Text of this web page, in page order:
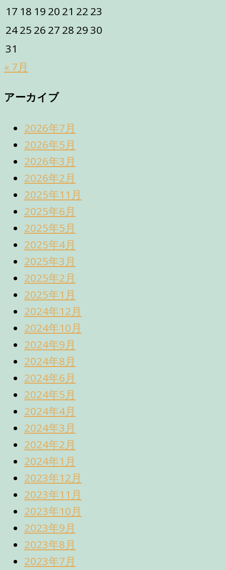
17 18 19 20 21 22 23
2425 26 27 28 2930
31
« 7月
アーカイブ
2026年7月
2026年5月
2026年3月
2026年2月
2025年11月
2025年6月
2025年5月
2025年4月
2025年3月
2025年2月
2025年1月
2024年12月
2024年10月
2024年9月
2024年8月
2024年6月
2024年5月
2024年4月
2024年3月
2024年2月
2024年1月
2023年12月
2023年11月
2023年10月
2023年9月
2023年8月
2023年7月